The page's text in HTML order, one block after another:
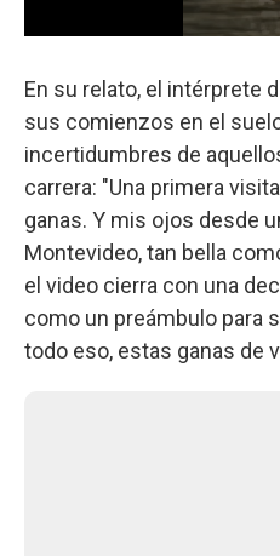
En su relato, el intérprete
sus comienzos en el
incertidumbres de
carrera: "Una primera
ganas. Y mis ojos desde
Montevideo, tan bella
el video cierra con una
como un preámbulo para
todo eso, estas ganas de